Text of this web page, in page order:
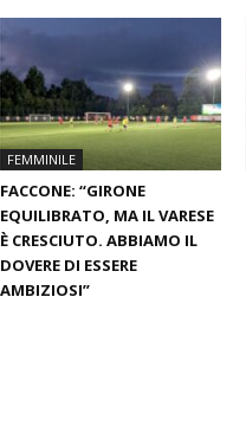
FEMMINILE
FACCONE: “GIRONE
EQUILIBRATO, MA IL VARESE
È CRESCIUTO. ABBIAMO IL
DOVERE DI ESSERE
AMBIZIOSI”